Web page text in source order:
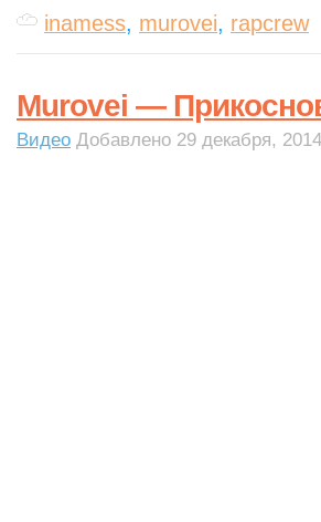
inamess, murovei, rapcrew
Murovei —
Видео Добавлено 29 декабря,